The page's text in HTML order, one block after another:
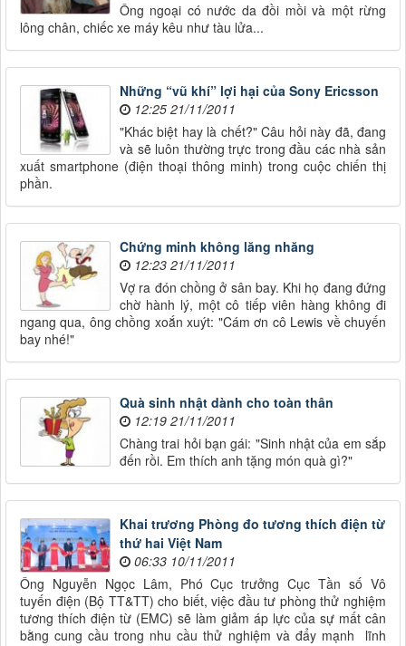
Ông ngoại có nước da đồi mồi và một rừng
lông chân, chiếc xe máy kêu như tàu lửa...
Những “vũ khí” lợi hại của Sony Ericsson
12:25 21/11/2011
"Khác biệt hay là chết?" Câu hỏi này đã, đang
và sẽ luôn thường trực trong đầu các nhà sản
xuất smartphone (điện thoại thông minh) trong cuộc chiến thị
phần.
Chứng minh không lăng nhăng
12:23 21/11/2011
Vợ ra đón chồng ở sân bay. Khi họ đang đứng
chờ hành lý, một cô tiếp viên hàng không đi
ngang qua, ông chồng xoắn xuýt: "Cám ơn cô Lewis về chuyến
bay nhé!"
Quà sinh nhật dành cho toàn thân
12:19 21/11/2011
Chàng trai hỏi bạn gái: "Sinh nhật của em sắp
đến rồi. Em thích anh tặng món quà gì?"
Khai trương Phòng đo tương thích điện từ
thứ hai Việt Nam
06:33 10/11/2011
Ông Nguyễn Ngọc Lâm, Phó Cục trưởng Cục Tần số Vô
tuyến điện (Bộ TT&TT) cho biết, việc đầu tư phòng thử nghiệm
tương thích điện từ (EMC) sẽ làm giảm áp lực của sự mất cân
bằng cung cầu trong nhu cầu thử nghiệm và đẩy mạnh lĩnh